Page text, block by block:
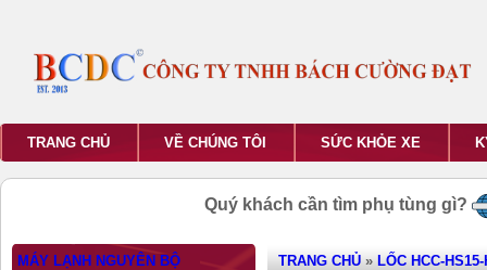
TRANG CHỦ VỀ CHÚNG TÔI SỨC KHỎE XE
Quý khách cần tìm phụ tùng gì?
MÁY LẠNH NGUYÊN BỘ TRANG CHỦ » LỐC HCC-